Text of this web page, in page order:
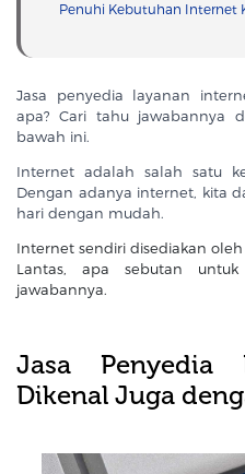
Penuhi Kebutuhan Internet
Jasa penyedia layanan
apa? Cari tahu jawabannya
bawah ini.
Internet adalah salah satu
Dengan adanya internet, kita
hari dengan mudah.
Internet sendiri disediakan
Lantas, apa sebutan
jawabannya.
Jasa Penyedia
Dikenal Juga